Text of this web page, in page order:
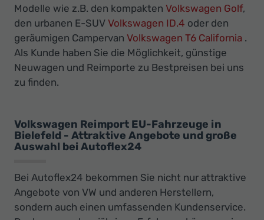
Modelle wie z.B. den kompakten Volkswagen Golf,
den urbanen E-SUV Volkswagen ID.4 oder den
geräumigen Campervan Volkswagen T6 California .
Als Kunde haben Sie die Möglichkeit, günstige
Neuwagen und Reimporte zu Bestpreisen bei uns
zu finden.
Volkswagen Reimport EU-Fahrzeuge in
Bielefeld - Attraktive Angebote und große
Auswahl bei Autoflex24
Bei Autoflex24 bekommen Sie nicht nur attraktive
Angebote von VW und anderen Herstellern,
sondern auch einen umfassenden Kundenservice.